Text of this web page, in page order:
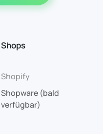
Shops
Shopify
Shopware (bald
verfügbar)